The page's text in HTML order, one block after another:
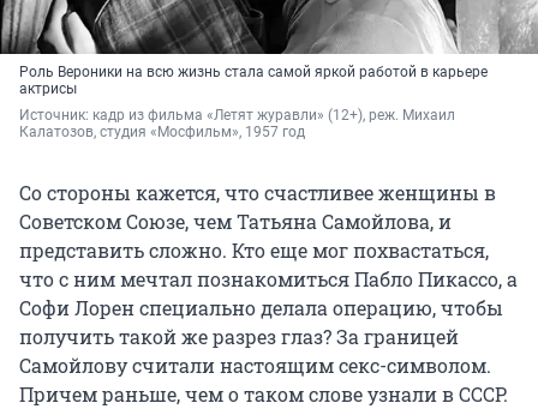
Роль Вероники на всю жизнь стала самой яркой работой в карьере
актрисы
Источник: кадр из фильма «Летят журавли» (12+), реж. Михаил
Калатозов, студия «Мосфильм», 1957 год
Со стороны кажется, что счастливее женщины в
Советском Союзе, чем Татьяна Самойлова, и
представить сложно. Кто еще мог похвастаться,
что с ним мечтал познакомиться Пабло Пикассо, а
Софи Лорен специально делала операцию, чтобы
получить такой же разрез глаз? За границей
Самойлову считали настоящим секс-символом.
Причем раньше, чем о таком слове узнали в СССР.